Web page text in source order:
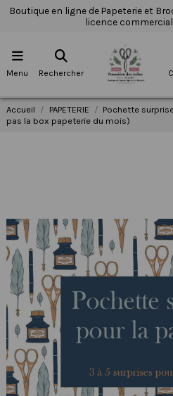
Boutique en ligne de Papeterie et
licence
Menu Rechercher
Accueil PAPETERIE
Pochette
pas la box papeterie du mois)